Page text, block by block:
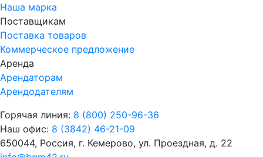
Наша марка
Поставщикам
Поставка товаров
Коммерческое предложение
Аренда
Арендаторам
Арендодателям
Горячая линия: 8 (800) 250-96-36
Наш офис: 8 (3842) 46-21-09
650044, Россия, г. Кемерово, ул. Проездная, д. 22